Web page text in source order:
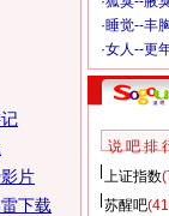
片
下载
·睡觉--丰
·女人--更
说 吧 排
上证指数
苏醒吧